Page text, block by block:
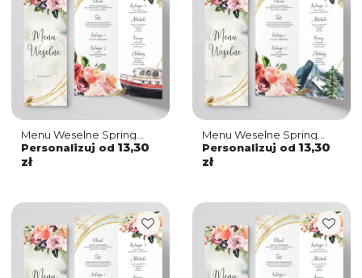
Menu Weselne Spring
Love - Motyw 7
Personalizuj od 13,30
zł
Menu Weselne Spring
Love - Motyw 6
Personalizuj od 13,30
zł